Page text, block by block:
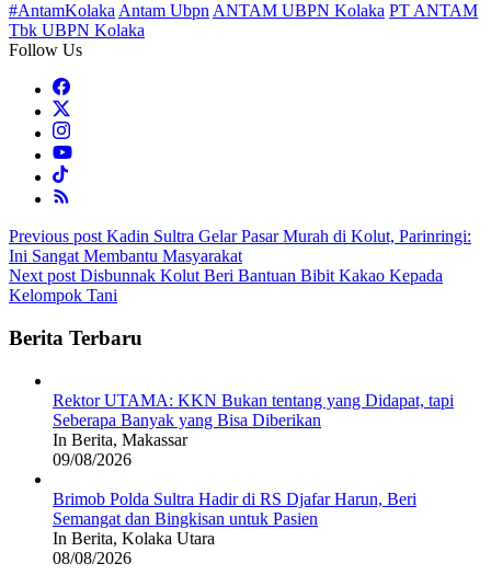
#AntamKolaka Antam Ubpn ANTAM UBPN Kolaka PT ANTAM
Tbk UBPN Kolaka
Follow Us
Post
navigation
Previous post Kadin Sultra Gelar Pasar Murah di Kolut, Parinringi:
Ini Sangat Membantu Masyarakat
Next post Disbunnak Kolut Beri Bantuan Bibit Kakao Kepada
Kelompok Tani
Berita Terbaru
Rektor UTAMA: KKN Bukan tentang yang Didapat, tapi
Seberapa Banyak yang Bisa Diberikan
In Berita, Makassar
09/08/2026
Brimob Polda Sultra Hadir di RS Djafar Harun, Beri
Semangat dan Bingkisan untuk Pasien
In Berita, Kolaka Utara
08/08/2026